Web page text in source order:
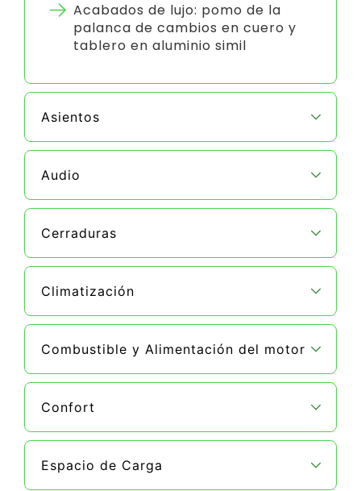
Acabados de lujo: pomo de la
palanca de cambios en cuero y
tablero en aluminio simil
Asientos
Audio
Cerraduras
Climatización
Combustible y Alimentación del motor
Confort
Espacio de Carga